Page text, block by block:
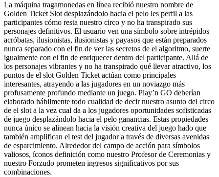
La máquina tragamonedas en línea recibió nuestro nombre de
Golden Ticket Slot desplazándolo hacia el pelo les perfil a las
participantes cómo resta nuestro circo y no ha transpirado sus
personajes definitivos. El usuario ven una símbolo sobre intrépidos
acróbatas, ilusionistas, ilusionistas y payasos que están preparados
nunca separado con el fin de ver las secretos de el algoritmo, suerte
igualmente con el fin de enriquecer dentro del participante. Allá de
los personajes vibrantes y no ha transpirado qué llevar atractivo, los
puntos de el slot Golden Ticket actúan como principales
interesantes, atrayendo a las jugadores en un noviazgo más
profusamente profundo mediante un juego. Play’n GO deberían
elaborado hábilmente todo cualidad de decir nuestro asunto del circo
de el slot a la vez cual da a los jugadores oportunidades sofisticadas
de juego desplazándolo hacia el pelo ganancias. Estas propiedades
nunca único se alinean hacia la visión creativa del juego hado que
también amplifican el test del jugador a través de diversas avenidas
de esparcimiento. Alrededor del campo de acción para símbolos
valiosos, íconos definición como nuestro Profesor de Ceremonias y
nuestro Forzudo prometen ingresos significativos por sus
combinaciones.